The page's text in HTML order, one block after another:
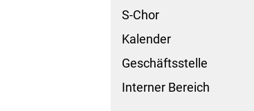
S-Chor
Kalender
Geschäftsstelle
Interner Bereich